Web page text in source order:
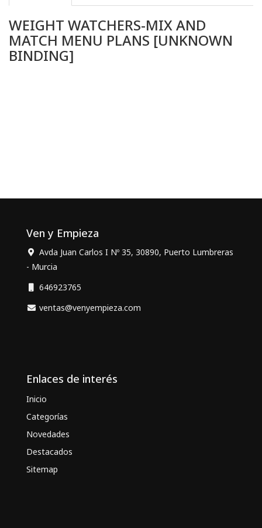
WEIGHT WATCHERS-MIX AND
MATCH MENU PLANS [UNKNOWN
BINDING]
Ven y Empieza
Avda Juan Carlos I Nº 35, 30890, Puerto Lumbreras
- Murcia
646923765
ventas@venyempieza.com
Enlaces de interés
Inicio
Categorías
Novedades
Destacados
Sitemap